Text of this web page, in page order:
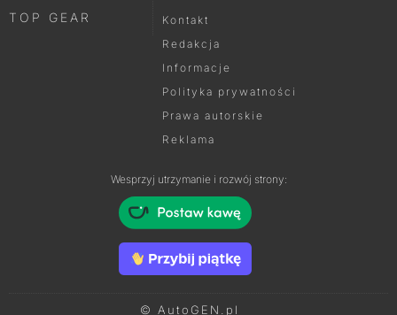
TOP GEAR
Kontakt
Redakcja
Informacje
Polityka prywatności
Prawa autorskie
Reklama
Wesprzyj utrzymanie i rozwój strony:
© AutoGEN.pl